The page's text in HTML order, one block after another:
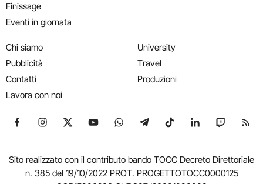
Finissage
Eventi in giornata
Chi siamo
Pubblicità
Contatti
Lavora con noi
University
Travel
Produzioni
Seguici su Facebook
Seguici su Instagram
Seguici su X
Seguici su YouTube
Seguici su WhatsApp
Seguici su Telegram
Seguici su TikTok
Seguici su
Seguici
Sito realizzato con il contributo bando TOCC Decreto Direttoriale
n. 385 del 19/10/2022 PROT. PROGETTOTOCC0000125